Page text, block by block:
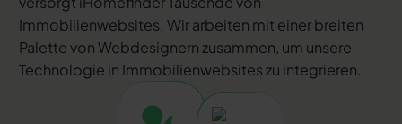
Immobilienwebsites. Wir arbeiten mit einer breiten
Palette von Webdesignern zusammen, um unsere
Technologie in Immobilienwebsites zu integrieren.